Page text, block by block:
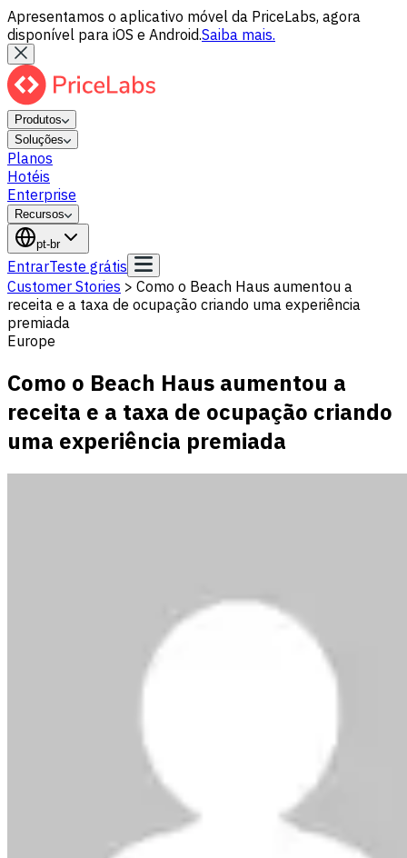
Apresentamos o aplicativo móvel da PriceLabs, agora
disponível para iOS e Android.Saiba mais.
Produtos
Soluções
Planos
Hotéis
Enterprise
Recursos
pt-br
EntrarTeste grátis
Customer Stories > Como o Beach Haus aumentou a
receita e a taxa de ocupação criando uma experiência
premiada
Europe
Como o Beach Haus aumentou a
receita e a taxa de ocupação criando
uma experiência premiada